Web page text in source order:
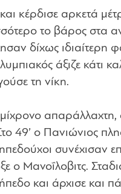
κέρδισε αρκετά
το βάρος στα
δίχως ιδιαίτερη
άξιζε κάτι
τη νίκη.
απαράλλαχτη,
49’ ο Πανιώνιος
συνέχισαν
ο Μανοΐλοβιτς.
και άρχισε και